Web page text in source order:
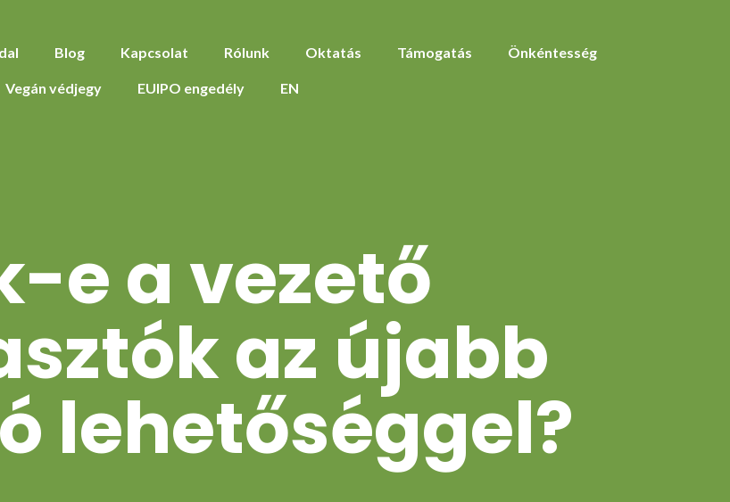
Blog Kapcsolat Rólunk Oktatás Támogatás Önkéntesség
Vegán védjegy EUIPO engedély EN
e a vezető
az újabb
lehetőséggel?